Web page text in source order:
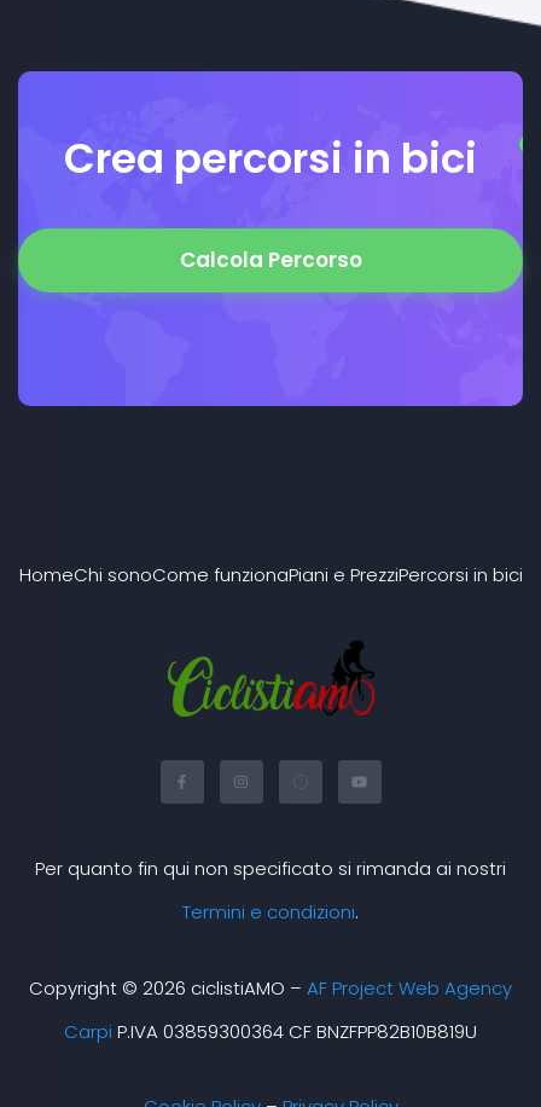
Crea percorsi in bici
Calcola Percorso
HomeChi sonoCome funzionaPiani e PrezziPercorsi in bici
F
a
c
e
k
-
I
n
s
t
a
m
X
-
t
w
e
r
Y
o
t
Per quanto fin qui non specificato si rimanda ai nostri
Termini e condizioni.
Copyright © 2026 ciclistiAMO – AF Project Web Agency
Carpi P.IVA 03859300364 CF BNZFPP82B10B819U